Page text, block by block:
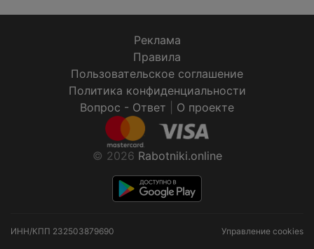
Реклама
Правила
Пользовательское соглашение
Политика конфиденциальности
Вопрос - Ответ
О проекте
© 2026 Rabotniki.online
ИНН/КПП 232503879690 Управление cookies